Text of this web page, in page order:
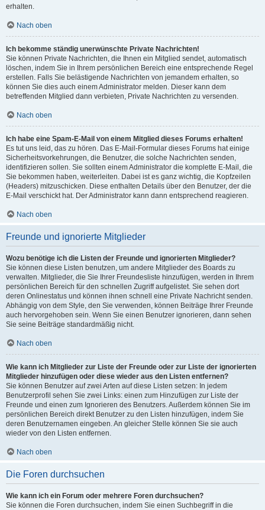
erhalten.
Nach oben
Ich bekomme ständig unerwünschte Private Nachrichten!
Sie können Private Nachrichten, die Ihnen ein Mitglied sendet, automatisch
löschen, indem Sie in Ihrem persönlichen Bereich eine entsprechende Regel
erstellen. Falls Sie belästigende Nachrichten von jemandem erhalten, so
können Sie dies auch einem Administrator melden. Dieser kann dem
betreffenden Mitglied dann verbieten, Private Nachrichten zu versenden.
Nach oben
Ich habe eine Spam-E-Mail von einem Mitglied dieses Forums erhalten!
Es tut uns leid, das zu hören. Das E-Mail-Formular dieses Forums hat einige
Sicherheitsvorkehrungen, die Benutzer, die solche Nachrichten senden,
identifizieren sollen. Sie sollten einem Administrator die komplette E-Mail, die
Sie bekommen haben, weiterleiten. Dabei ist es ganz wichtig, die Kopfzeilen
(Headers) mitzuschicken. Diese enthalten Details über den Benutzer, der die
E-Mail verschickt hat. Der Administrator kann dann entsprechend reagieren.
Nach oben
Freunde und ignorierte Mitglieder
Wozu benötige ich die Listen der Freunde und ignorierten Mitglieder?
Sie können diese Listen benutzen, um andere Mitglieder des Boards zu
verwalten. Mitglieder, die Sie Ihrer Freundesliste hinzufügen, werden in Ihrem
persönlichen Bereich für den schnellen Zugriff aufgelistet. Sie sehen dort
deren Onlinestatus und können ihnen schnell eine Private Nachricht senden.
Abhängig von dem Style, den Sie verwenden, können Beiträge Ihrer Freunde
auch hervorgehoben sein. Wenn Sie einen Benutzer ignorieren, dann sehen
Sie seine Beiträge standardmäßig nicht.
Nach oben
Wie kann ich Mitglieder zur Liste der Freunde oder zur Liste der ignorierten
Mitglieder hinzufügen oder diese wieder aus den Listen entfernen?
Sie können Benutzer auf zwei Arten auf diese Listen setzen: In jedem
Benutzerprofil sehen Sie zwei Links: einen zum Hinzufügen zur Liste der
Freunde und einen zum Ignorieren des Benutzers. Außerdem können Sie im
persönlichen Bereich direkt Benutzer zu den Listen hinzufügen, indem Sie
deren Benutzernamen eingeben. An gleicher Stelle können Sie sie auch
wieder von den Listen entfernen.
Nach oben
Die Foren durchsuchen
Wie kann ich ein Forum oder mehrere Foren durchsuchen?
Sie können die Foren durchsuchen, indem Sie einen Suchbegriff in die